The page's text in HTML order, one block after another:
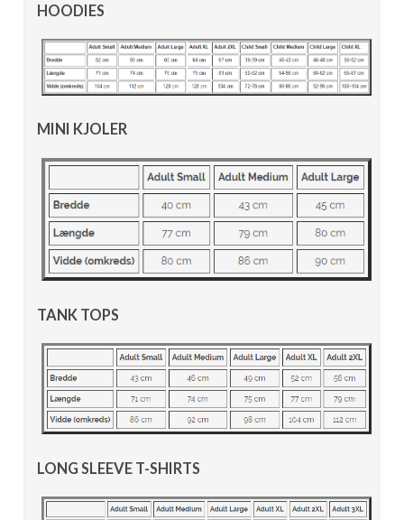
HOODIES
MINI KJOLER
TANK TOPS
LONG SLEEVE T-SHIRTS